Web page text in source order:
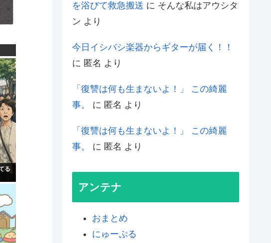
る
を浴びて救急搬送 に そんな私はアウシタ
ン より
今日イシバシ楽器からギターが届く！！
に 匿名 より
「復讐は何も生まないよ！」 この綺麗
事。
に 匿名 より
「復讐は何も生まないよ！」 この綺麗
事。
に 匿名 より
アンテナ
おまとめ
にゅーぷる